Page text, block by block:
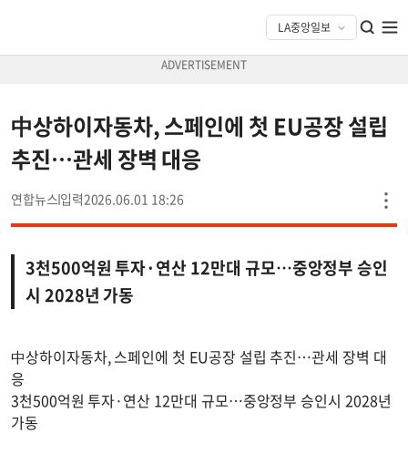
中상하이자동차, 스페인에 첫 EU공장 설립
추진…관세 장벽 대응
연합뉴스 2026.06.01 18:26
3천500억원 투자·연산 12만대 규모…중앙정부 승인
시 2028년 가동
中상하이자동차, 스페인에 첫 EU공장 설립 추진…관세 장벽 대
응
3천500억원 투자·연산 12만대 규모…중앙정부 승인시 2028년
가동